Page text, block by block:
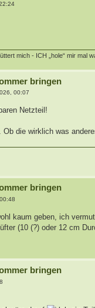
mich - ICH „hole“ mir mal
bringen
00:07
Netzteil!
Ob die wirklich was
bringen
kaum geben, ich
(10 (?) oder 12 cm
bringen